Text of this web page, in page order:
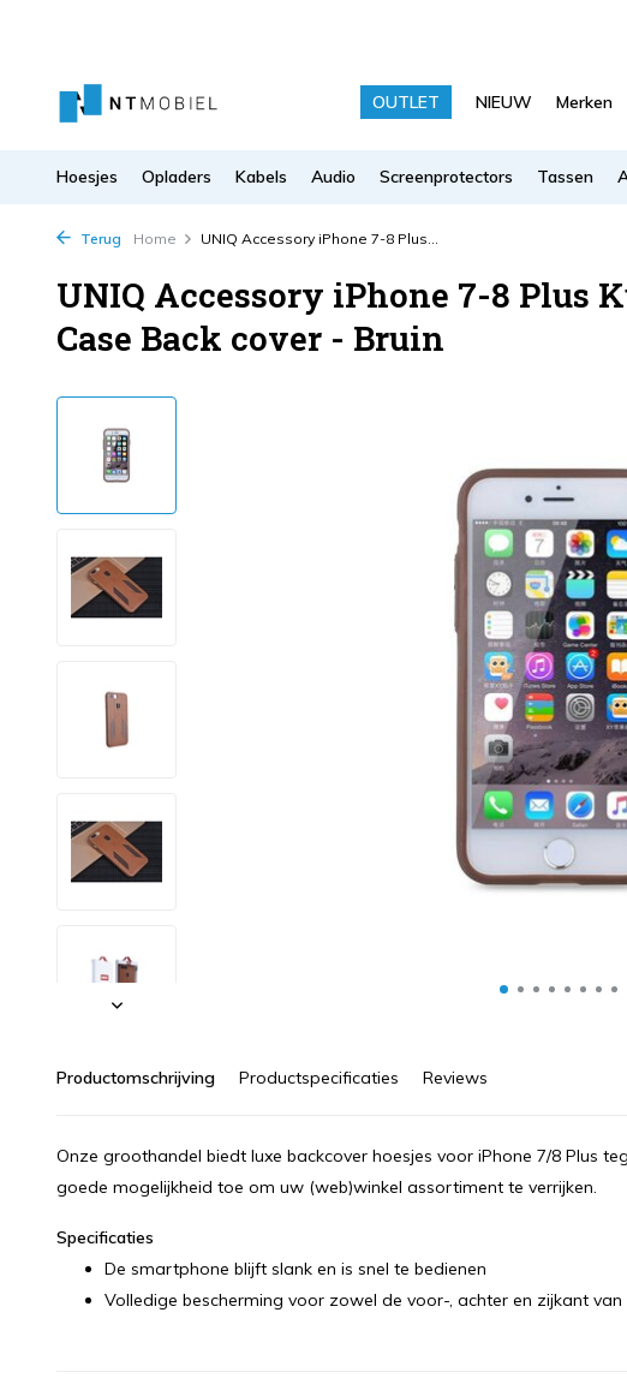
OUTLET NIEUW Merken
Hoesjes Opladers Kabels Audio Screenprotectors Tassen
Terug Home UNIQ Accessory iPhone 7-8 Plus...
UNIQ Accessory iPhone 7-8 Plus
Case Back cover - Bruin
Productomschrijving Productspecificaties Reviews
Onze groothandel biedt luxe backcover hoesjes voor iPhone 7/8 Plus
goede mogelijkheid toe om uw (web)winkel assortiment te verrijken.
Specificaties
De smartphone blijft slank en is snel te bedienen
Volledige bescherming voor zowel de voor-, achter en zijkant